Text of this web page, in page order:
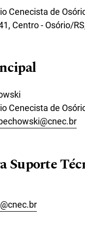
Cenecista de
Centro - Osório/
Cenecista de
Suporte